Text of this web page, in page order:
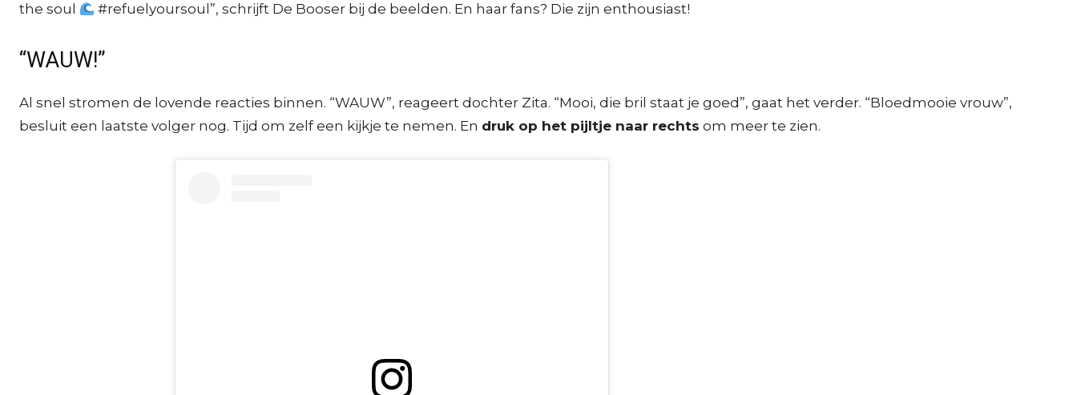
the soul
#refuelyoursoul”, schrijft De Booser bij de beelden. En haar fans? Die zijn enthousiast!
“WAUW!”
Al snel stromen de lovende reacties binnen. “WAUW”, reageert dochter Zita. “Mooi, die bril staat je goed”, gaat het verder. “Bloedmooie vrouw”,
besluit een laatste volger nog. Tijd om zelf een kijkje te nemen. En druk op het pijltje naar rechts om meer te zien.